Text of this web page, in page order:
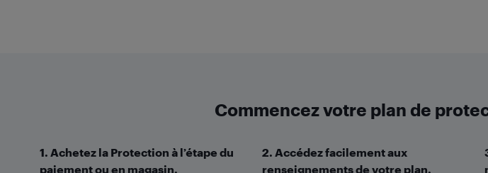
Commencez votre plan de
1. Achetez la Protection à l’étape du
paiement ou en magasin.
2. Accédez facilement aux
renseignements de votre plan.